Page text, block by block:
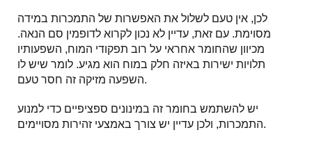
לכן, אין טעם לשלול את האפשרות של התמכרות במידה
מסוימת. עם זאת, עדיין לא נכון לקרוא לדופמין סם הנאה.
מכיוון שהחומר אחראי על רוב תפקודי המוח, השפעותיו
תלויות ישירות באיזה חלק במוח הוא מגיע. לומר שיש לו
השפעה מזיקה זה חסר טעם.
יש להשתמש בחומר זה במינונים ספציפיים כדי למנוע
התמכרות, ולכן עדיין יש צורך באמצעי זהירות מסויימים.